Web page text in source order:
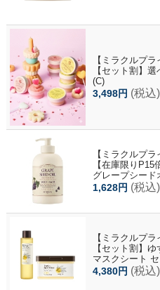
【ミラクルプ
【セット割】
(C)
3,498円 (税込)
【ミラクルプ
【在庫限りP15
グレープシード
1,628円 (税込)
【ミラクルプ
【セット割】
マスクシート
4,380円 (税込)